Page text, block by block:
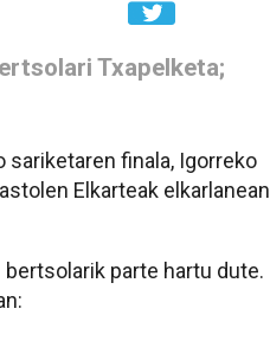
Txapelketa;
sariketaren finala, Igorreko
Elkarteak elkarlanean
parte hartu dute.